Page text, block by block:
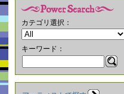
カテゴリ選択：
キーワード：